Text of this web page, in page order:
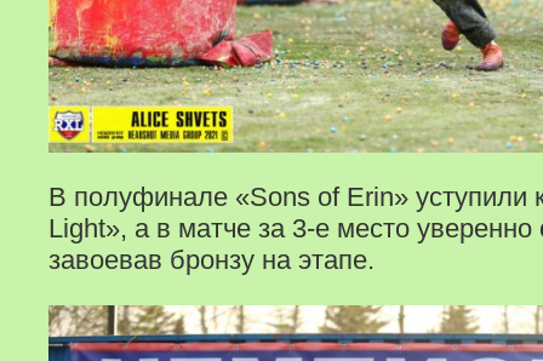
В полуфинале «Sons of Erin» уступили
Light», а в матче за 3-е место
завоевав бронзу на этапе.